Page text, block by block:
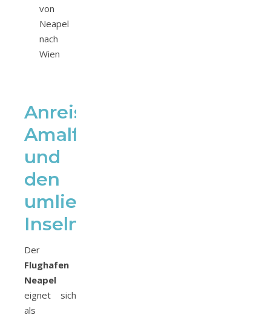
von
Neapel
nach
Wien
Anreise
Amalfiküste
und
den
umliegenden
Inseln
Der
Flughafen
Neapel
eignet sich
als